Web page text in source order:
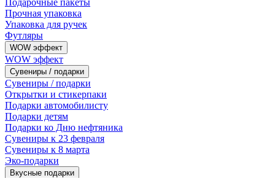
Прочная упаковка
Упаковка для ручек
Футляры
WOW эффект
WOW эффект
Сувениры / подарки
Сувениры / подарки
Открытки и стикерпаки
Подарки автомобилисту
Подарки детям
Подарки ко Дню нефтяника
Сувениры к 23 февраля
Сувениры к 8 марта
Эко-подарки
Вкусные подарки